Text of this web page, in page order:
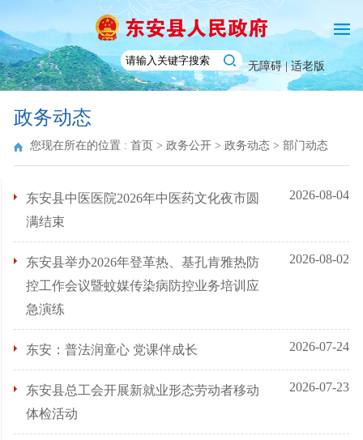
无障碍 |适老版
政务动态
您现在所在的位置 : 首页 > 政务公开 > 政务动态 > 部门动态
东安县中医医院2026年中医药文化夜市圆
满结束
2026-08-04
东安县举办2026年登革热、基孔肯雅热防
控工作会议暨蚊媒传染病防控业务培训应
急演练
2026-08-02
东安：普法润童心 党课伴成长 2026-07-24
东安县总工会开展新就业形态劳动者移动
体检活动
2026-07-23